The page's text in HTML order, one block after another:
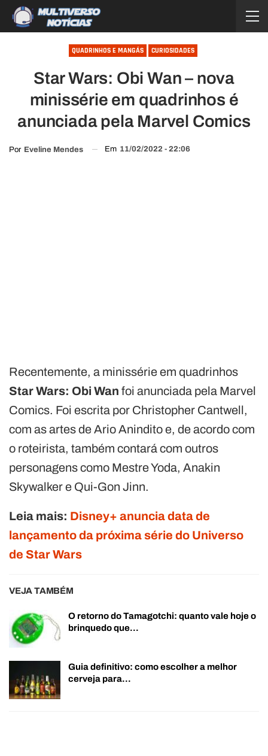
QUADRINHOS E MANGÁS CURIOSIDADES
Star Wars: Obi Wan – nova
minissérie em quadrinhos é
anunciada pela Marvel Comics
Por Eveline Mendes Em 11/02/2022 - 22:06
Recentemente, a minissérie em quadrinhos
Star Wars: Obi Wan foi anunciada pela Marvel
Comics. Foi escrita por Christopher Cantwell,
com as artes de Ario Anindito e, de acordo com
o roteirista, também contará com outros
personagens como Mestre Yoda, Anakin
Skywalker e Qui-Gon Jinn.
Leia mais: Disney+ anuncia data de
lançamento da próxima série do Universo
de Star Wars
VEJA TAMBÉM
O retorno do Tamagotchi: quanto vale hoje o
brinquedo que…
Guia definitivo: como escolher a melhor
cerveja para…